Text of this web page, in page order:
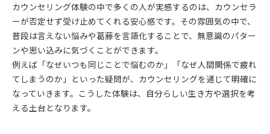
オンラインカウンセリングの利点と工夫
多様化するカウンセリングの現状を解説
新しいカウンセリングとの上手な付き合い方
変化する時代のカウンセリング活用術
カウンセリングで広がる自己成長の可能性
カウンセリング体験の中で多くの人が実感するのは、カウンセラ
ーが否定せず受け止めてくれる安心感です。その雰囲気の中で、
普段は言えない悩みや葛藤を言語化することで、無意識のパター
ンや思い込みに気づくことができます。
例えば「なぜいつも同じことで悩むのか」「なぜ人間関係で疲れ
てしまうのか」といった疑問が、カウンセリングを通じて明確に
なっていきます。こうした体験は、自分らしい生き方や選択を考
える土台となります。